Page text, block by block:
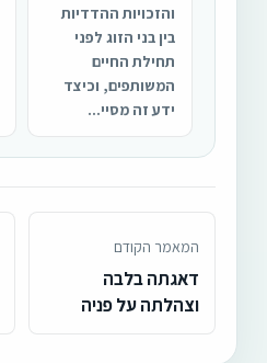
והזכויות ההדדיות
בין בני הזוג לפני
תחילת החיים
המשותפים, וכיצד
ידע זה מסיי...
המאמר הקודם
דאגתה בלבה
וצהלתה על פניה